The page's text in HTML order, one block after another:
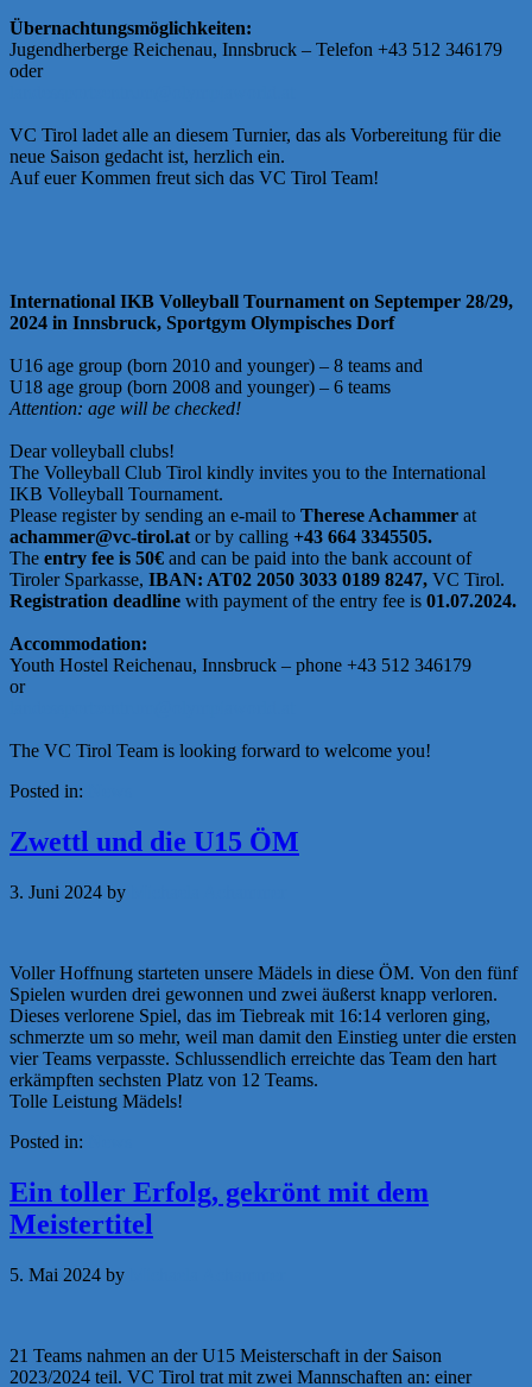
Übernachtungsmöglichkeiten:
Jugendherberge Reichenau, Innsbruck – Telefon +43 512 346179
oder
VC Tirol ladet alle an diesem Turnier, das als Vorbereitung für die
neue Saison gedacht ist, herzlich ein.
Auf euer Kommen freut sich das VC Tirol Team!
International IKB Volleyball Tournament on Septemper 28/29,
2024 in Innsbruck, Sportgym Olympisches Dorf
U16 age group (born 2010 and younger) – 8 teams and
U18 age group (born 2008 and younger) – 6 teams
Attention: age will be checked!
Dear volleyball clubs!
The Volleyball Club Tirol kindly invites you to the International
IKB Volleyball Tournament.
Please register by sending an e-mail to Therese Achammer at
achammer@vc-tirol.at or by calling +43 664 3345505.
The entry fee is 50€ and can be paid into the bank account of
Tiroler Sparkasse, IBAN: AT02 2050 3033 0189 8247, VC Tirol.
Registration deadline with payment of the entry fee is 01.07.2024.
Accommodation:
Youth Hostel Reichenau, Innsbruck – phone +43 512 346179
or
The VC Tirol Team is looking forward to welcome you!
Posted in:
Zwettl und die U15 ÖM
3. Juni 2024 by
Voller Hoffnung starteten unsere Mädels in diese ÖM. Von den fünf
Spielen wurden drei gewonnen und zwei äußerst knapp verloren.
Dieses verlorene Spiel, das im Tiebreak mit 16:14 verloren ging,
schmerzte um so mehr, weil man damit den Einstieg unter die ersten
vier Teams verpasste. Schlussendlich erreichte das Team den hart
erkämpften sechsten Platz von 12 Teams.
Tolle Leistung Mädels!
Posted in:
Ein toller Erfolg, gekrönt mit dem
Meistertitel
5. Mai 2024 by
21 Teams nahmen an der U15 Meisterschaft in der Saison
2023/2024 teil. VC Tirol trat mit zwei Mannschaften an: einer